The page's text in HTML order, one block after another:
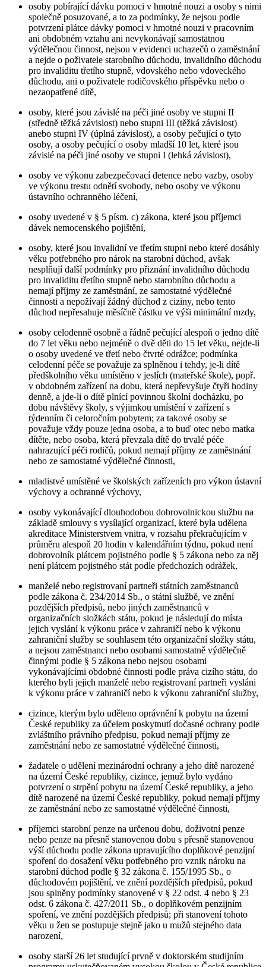
osoby pobírající dávku pomoci v hmotné nouzi a osoby s nimi
společně posuzované, a to za podmínky, že nejsou podle
potvrzení plátce dávky pomoci v hmotné nouzi v pracovním
ani obdobném vztahu ani nevykonávají samostatnou
výdělečnou činnost, nejsou v evidenci uchazečů o zaměstnání
a nejde o poživatele starobního důchodu, invalidního důchodu
pro invaliditu třetího stupně, vdovského nebo vdoveckého
důchodu, ani o poživatele rodičovského příspěvku nebo o
nezaopatřené dítě,
osoby, které jsou závislé na péči jiné osoby ve stupni II
(středně těžká závislost) nebo stupni III (těžká závislost)
anebo stupni IV (úplná závislost), a osoby pečující o tyto
osoby, a osoby pečující o osoby mladší 10 let, které jsou
závislé na péči jiné osoby ve stupni I (lehká závislost),
osoby ve výkonu zabezpečovací detence nebo vazby, osoby
ve výkonu trestu odnětí svobody, nebo osoby ve výkonu
ústavního ochranného léčení,
osoby uvedené v § 5 písm. c) zákona, které jsou příjemci
dávek nemocenského pojištění,
osoby, které jsou invalidní ve třetím stupni nebo které dosáhly
věku potřebného pro nárok na starobní důchod, avšak
nesplňují další podmínky pro přiznání invalidního důchodu
pro invaliditu třetího stupně nebo starobního důchodu a
nemají příjmy ze zaměstnání, ze samostatné výdělečné
činnosti a nepožívají žádný důchod z ciziny, nebo tento
důchod nepřesahuje měsíčně částku ve výši minimální mzdy,
osoby celodenně osobně a řádně pečující alespoň o jedno dítě
do 7 let věku nebo nejméně o dvě děti do 15 let věku, nejde-li
o osoby uvedené ve třetí nebo čtvrté odrážce; podmínka
celodenní péče se považuje za splněnou i tehdy, je-li dítě
předškolního věku umístěno v jeslích (mateřské škole), popř.
v obdobném zařízení na dobu, která nepřevyšuje čtyři hodiny
denně, a jde-li o dítě plnící povinnou školní docházku, po
dobu návštěvy školy, s výjimkou umístění v zařízení s
týdenním či celoročním pobytem; za takové osoby se
považuje vždy pouze jedna osoba, a to buď otec nebo matka
dítěte, nebo osoba, která převzala dítě do trvalé péče
nahrazující péči rodičů, pokud nemají příjmy ze zaměstnání
nebo ze samostatné výdělečné činnosti,
mladistvé umístěné ve školských zařízeních pro výkon ústavní
výchovy a ochranné výchovy,
osoby vykonávající dlouhodobou dobrovolnickou službu na
základě smlouvy s vysílající organizací, které byla udělena
akreditace Ministerstvem vnitra, v rozsahu překračujícím v
průměru alespoň 20 hodin v kalendářním týdnu, pokud není
dobrovolník plátcem pojistného podle § 5 zákona nebo za něj
není plátcem pojistného stát podle předchozích odrážek,
manželé nebo registrovaní partneři státních zaměstnanců
podle zákona č. 234/2014 Sb., o státní službě, ve znění
pozdějších předpisů, nebo jiných zaměstnanců v
organizačních složkách státu, pokud je následují do místa
jejich vyslání k výkonu práce v zahraničí nebo k výkonu
zahraniční služby se souhlasem této organizační složky státu,
a nejsou zaměstnanci nebo osobami samostatně výdělečně
činnými podle § 5 zákona nebo nejsou osobami
vykonávajícími obdobné činnosti podle práva cizího státu, do
kterého byli jejich manželé nebo registrovaní partneři vysláni
k výkonu práce v zahraničí nebo k výkonu zahraniční služby,
cizince, kterým bylo uděleno oprávnění k pobytu na území
České republiky za účelem poskytnutí dočasné ochrany podle
zvláštního právního předpisu, pokud nemají příjmy ze
zaměstnání nebo ze samostatné výdělečné činnosti,
žadatele o udělení mezinárodní ochrany a jeho dítě narozené
na území České republiky, cizince, jemuž bylo vydáno
potvrzení o strpění pobytu na území České republiky, a jeho
dítě narozené na území České republiky, pokud nemají příjmy
ze zaměstnání nebo ze samostatné výdělečné činnosti,
příjemci starobní penze na určenou dobu, doživotní penze
nebo penze na přesně stanovenou dobu s přesně stanovenou
výší důchodu podle zákona upravujícího doplňkové penzijní
spoření do dosažení věku potřebného pro vznik nároku na
starobní důchod podle § 32 zákona č. 155/1995 Sb., o
důchodovém pojištění, ve znění pozdějších předpisů, pokud
jsou splněny podmínky stanovené v § 22 odst. 4 nebo § 23
odst. 6 zákona č. 427/2011 Sb., o doplňkovém penzijním
spoření, ve znění pozdějších předpisů; při stanovení tohoto
věku u žen se postupuje stejně jako u mužů stejného data
narození,
osoby starší 26 let studující prvně v doktorském studijním